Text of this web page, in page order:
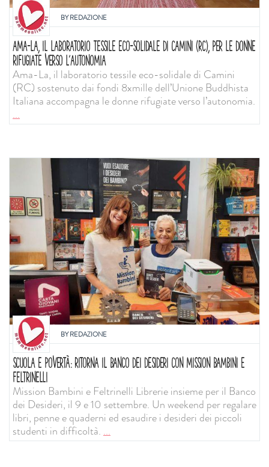
BYREDAZIONE
AMA-LA, IL LABORATORIO TESSILE ECO-SOLIDALE DI CAMINI (RC), PER LE DONNE
RIFUGIATE VERSO L’AUTONOMIA
Ama-La, il laboratorio tessile eco-solidale di Camini
(RC) sostenuto dai fondi 8xmille dell’Unione Buddhista
Italiana accompagna le donne rifugiate verso l’autonomia.
...
BYREDAZIONE
SCUOLA E POVERTÀ: RITORNA IL BANCO DEI DESIDERI CON MISSION BAMBINI E
FELTRINELLI
Mission Bambini e Feltrinelli Librerie insieme per il Banco
dei Desideri, il 9 e 10 settembre. Un weekend per regalare
libri, penne e quaderni ed esaudire i desideri dei piccoli
studenti in difficoltà....